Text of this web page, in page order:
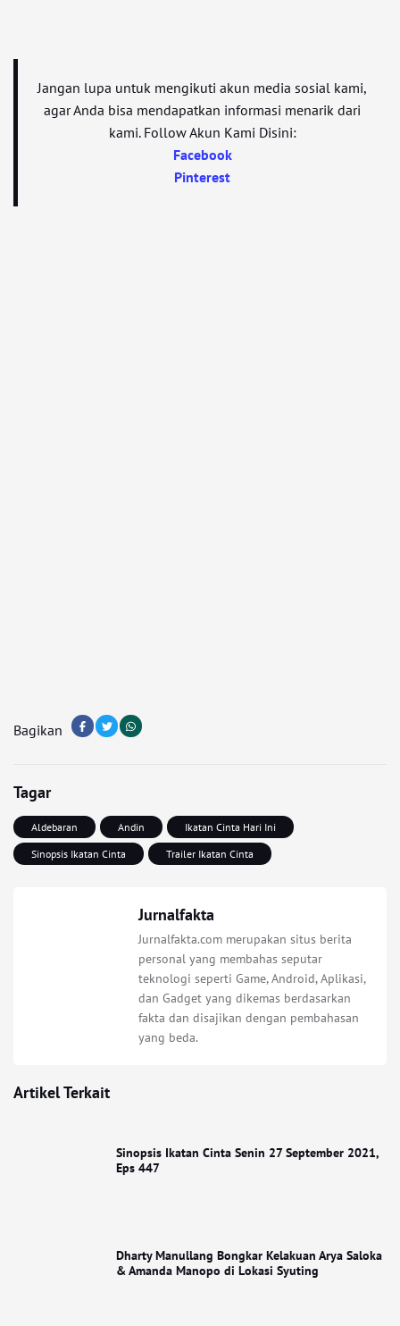
Jangan lupa untuk mengikuti akun media sosial kami,
agar Anda bisa mendapatkan informasi menarik dari
kami. Follow Akun Kami Disini:
Facebook
Pinterest
Bagikan
Tagar
Aldebaran Andin
Ikatan Cinta Hari Ini
Sinopsis Ikatan Cinta
Trailer Ikatan Cinta
Jurnalfakta
Jurnalfakta.com merupakan situs berita
personal yang membahas seputar
teknologi seperti Game, Android, Aplikasi,
dan Gadget yang dikemas berdasarkan
fakta dan disajikan dengan pembahasan
yang beda.
Artikel Terkait
Sinopsis Ikatan Cinta Senin 27 September 2021,
Eps 447
Dharty Manullang Bongkar Kelakuan Arya Saloka
& Amanda Manopo di Lokasi Syuting